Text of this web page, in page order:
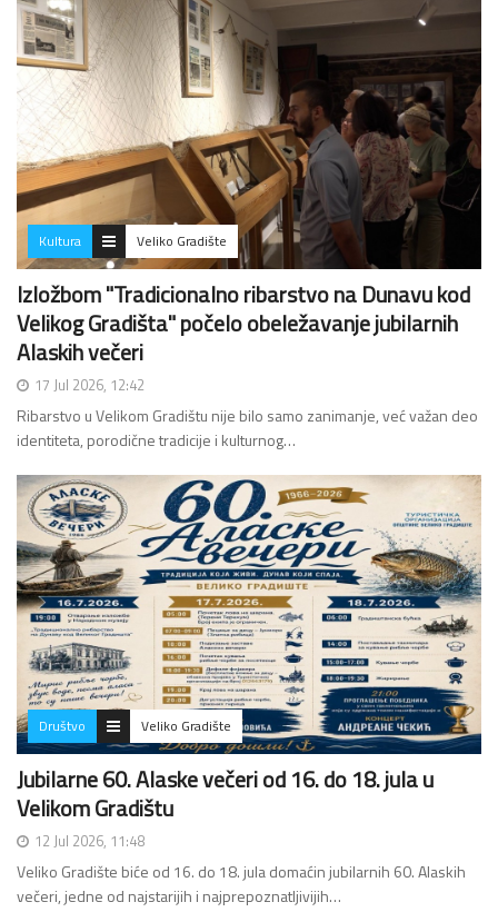
Kultura Veliko Gradište
Izložbom "Tradicionalno ribarstvo na Dunavu kod
Velikog Gradišta" počelo obeležavanje jubilarnih
Alaskih večeri
17 Jul 2026, 12:42
Ribarstvo u Velikom Gradištu nije bilo samo zanimanje, već važan deo
identiteta, porodične tradicije i kulturnog…
Društvo Veliko Gradište
Jubilarne 60. Alaske večeri od 16. do 18. jula u
Velikom Gradištu
12 Jul 2026, 11:48
Veliko Gradište biće od 16. do 18. jula domaćin jubilarnih 60. Alaskih
večeri, jedne od najstarijih i najprepoznatljivijih…